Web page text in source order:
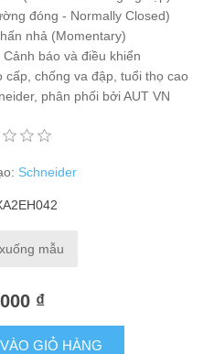
đóng - Normally Closed)
nhả (Momentary)
báo và điều khiển
cấp, chống va đập, tuổi thọ cao
phân phối bởi AUT VN
Schneider
mẫu
₫
GIỎ HÀNG